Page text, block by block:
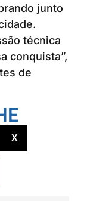
junto
técnica
conquista”,
de
X